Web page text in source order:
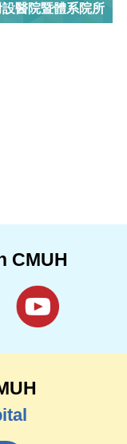
醫院暨體系院所
CMUH